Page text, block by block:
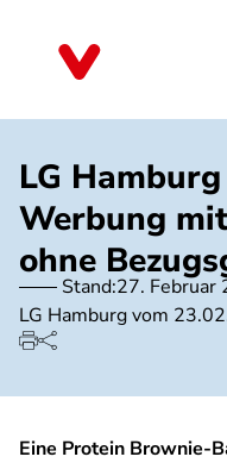
LG
Werbung
ohne
Stand:27. Februar
LG Hamburg vom
Eine Protein Brownie-